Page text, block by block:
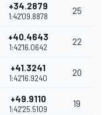
+34.2879
1:42'09.8878
25
+40.4643
1:42'16.0642
22
+41.3241
1:42'16.9240
20
+49.9110
1:42'25.5109
19